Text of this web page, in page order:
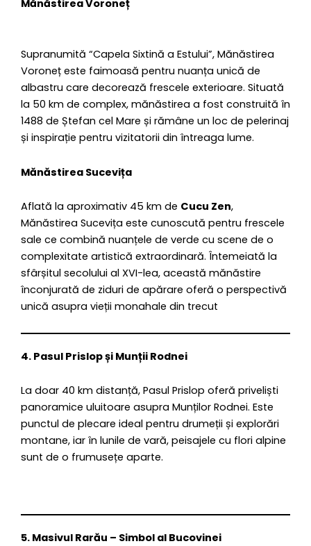
Mănăstirea Voroneț
Supranumită “Capela Sixtină a Estului”, Mănăstirea
Voroneț este faimoasă pentru nuanța unică de
albastru care decorează frescele exterioare. Situată
la 50 km de complex, mănăstirea a fost construită în
1488 de Ștefan cel Mare și rămâne un loc de pelerinaj
și inspirație pentru vizitatorii din întreaga lume.
Mănăstirea Sucevița
Aflată la aproximativ 45 km de Cucu Zen,
Mănăstirea Sucevița este cunoscută pentru frescele
sale ce combină nuanțele de verde cu scene de o
complexitate artistică extraordinară. Întemeiată la
sfârșitul secolului al XVI-lea, această mănăstire
înconjurată de ziduri de apărare oferă o perspectivă
unică asupra vieții monahale din trecut
4. Pasul Prislop și Munții Rodnei
La doar 40 km distanță, Pasul Prislop oferă priveliști
panoramice uluitoare asupra Munților Rodnei. Este
punctul de plecare ideal pentru drumeții și explorări
montane, iar în lunile de vară, peisajele cu flori alpine
sunt de o frumusețe aparte.
5. Masivul Rarău – Simbol al Bucovinei